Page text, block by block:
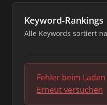
Keyword-Rankings
Alle Keywords sortiert
Fehler beim
Erneut versuchen